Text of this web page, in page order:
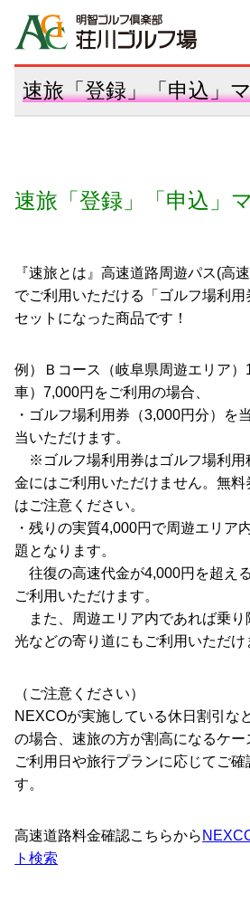
速旅「登録」「申込」
速旅「登録」「申込」
『速旅とは』高速道路周遊パス(高
でご利用いただける「ゴルフ場利
セットになった商品です！
例）Ｂコース（岐阜県周遊エリア）
車）7,000円をご利用の場合、
・ゴルフ場利用券（3,000円分）を
当いただけます。
※ゴルフ場利用券はゴルフ場利用
金にはご利用いただけません。無
はご注意ください。
・残りの実質4,000円で周遊エリア
題となります。
往復の高速代金が4,000円を超え
ご利用いただけます。
また、周遊エリア内であれば乗り
光などの寄り道にもご利用いただけ
（ご注意ください）
NEXCOが実施している休日割引な
の場合、速旅の方が割高になるケー
ご利用日や旅行プランに応じてご確
す。
高速道路料金確認こちらから
ト検索